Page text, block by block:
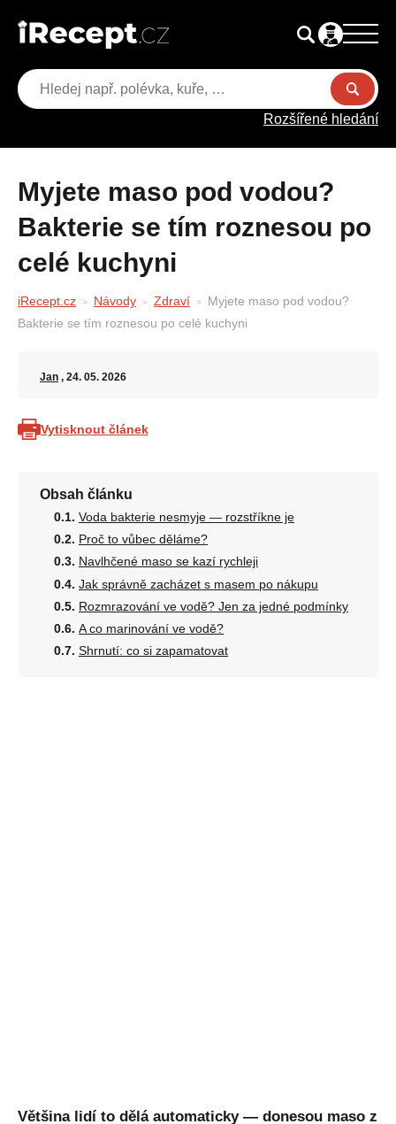
Rozšířené hledání
Myjete maso pod vodou?
Bakterie se tím roznesou po
celé kuchyni
iRecept.cz Návody Zdraví
Myjete maso pod vodou?
Bakterie se tím roznesou po celé kuchyni
Jan , 24. 05. 2026
Vytisknout článek
Obsah článku
Voda bakterie nesmyje — rozstříkne je
Proč to vůbec děláme?
Navlhčené maso se kazí rychleji
Jak správně zacházet s masem po nákupu
Rozmrazování ve vodě? Jen za jedné podmínky
A co marinování ve vodě?
Shrnutí: co si zapamatovat
Většina lidí to dělá automaticky — donesou maso z